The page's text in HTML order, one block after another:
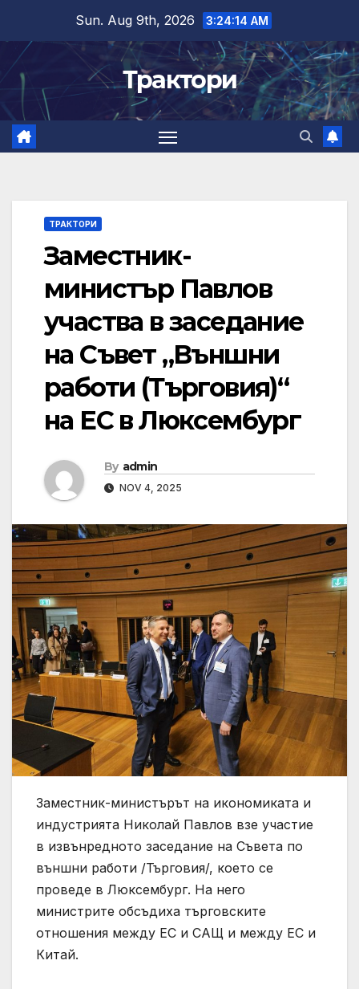
content
Sun. Aug 9th, 2026 3:24:15 AM
Трактори
ТРАКТОРИ
Заместник-
министър Павлов
участва в заседание
на Съвет „Външни
работи (Търговия)“
на ЕС в Люксембург
By admin
NOV 4, 2025
Заместник-министърът на икономиката и
индустрията Николай Павлов взе участие
в извънредното заседание на Съвета по
външни работи /Търговия/, което се
проведе в Люксембург. На него
министрите обсъдиха търговските
отношения между ЕС и САЩ и между ЕС и
Китай.